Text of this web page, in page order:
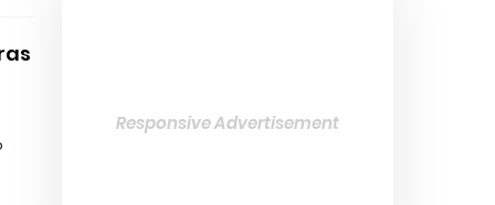
Responsive Advertisement